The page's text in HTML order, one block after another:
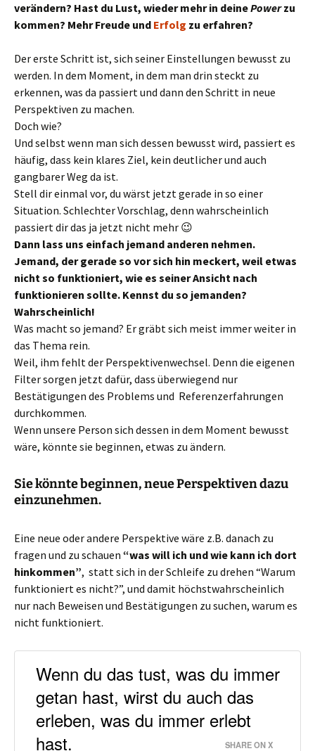
verändern? Hast du Lust, wieder mehr in deinePowerzu
kommen? Mehr Freude und Erfolg zu erfahren?
Der erste Schritt ist, sich seiner Einstellungen bewusst zu
werden. In dem Moment, in dem man drin steckt zu
erkennen, was da passiert und dann den Schritt in neue
Perspektiven zu machen.
Doch wie?
Und selbst wenn man sich dessen bewusst wird, passiert es
häufig, dass kein klares Ziel, kein deutlicher und auch
gangbarer Weg da ist.
Stell dir einmal vor, du wärst jetzt gerade in so einer
Situation. Schlechter Vorschlag, denn wahrscheinlich
passiert dir das ja jetzt nicht mehr 😉
Dann lass uns einfach jemand anderen nehmen.
Jemand, der gerade so vor sich hin meckert, weil etwas
nicht so funktioniert, wie es seiner Ansicht nach
funktionieren sollte. Kennst du so jemanden?
Wahrscheinlich!
Was macht so jemand? Er gräbt sich meist immer weiter in
das Thema rein.
Weil, ihm fehlt der Perspektivenwechsel. Denn die eigenen
Filter sorgen jetzt dafür, dass überwiegend nur
Bestätigungen des Problems und Referenzerfahrungen
durchkommen.
Wenn unsere Person sich dessen in dem Moment bewusst
wäre, könnte sie beginnen, etwas zu ändern.
Sie könnte beginnen, neue Perspektiven dazu
einzunehmen.
Eine neue oder andere Perspektive wäre z.B. danach zu
fragen und zu schauen “was will ich und wie kann ich dort
hinkommen”, statt sich in der Schleife zu drehen “Warum
funktioniert es nicht?”, und damit höchstwahrscheinlich
nur nach Beweisen und Bestätigungen zu suchen, warum es
nicht funktioniert.
Wenn du das tust, was du immer
getan hast, wirst du auch das
erleben, was du immer erlebt
hast.
SHARE ON X